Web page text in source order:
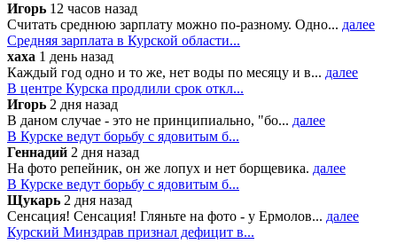
Игорь 12 часов назад
Считать среднюю зарплату можно по-разному. Одно... далее
Средняя зарплата в Курской области...
хаха 1 день назад
Каждый год одно и то же, нет воды по месяцу и в... далее
В центре Курска продлили срок откл...
Игорь 2 дня назад
В даном случае - это не принципиально, "бо... далее
В Курске ведут борьбу с ядовитым б...
Геннадий 2 дня назад
На фото репейник, он же лопух и нет борщевика. далее
В Курске ведут борьбу с ядовитым б...
Щукарь 2 дня назад
Сенсация! Сенсация! Гляньте на фото - у Ермолов... далее
Курский Минздрав признал дефицит в...